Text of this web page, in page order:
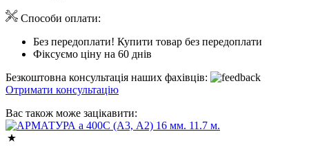
Способи оплати:
Без передоплати! Купити товар без передоплати
Фіксуємо ціну на 60 днів
Безкоштовна консультація наших фахівців:
Отримати консультацію
Вас також може зацікавити: